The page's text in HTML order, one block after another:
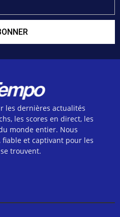
les dernières actualités
les scores en direct, les
monde entier. Nous
et captivant pour les
trouvent.